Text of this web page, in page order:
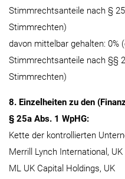
Stimmrechtsanteile nach §
Stimmrechten)
davon mittelbar gehalten:
Stimmrechtsanteile nach §§
Stimmrechten)
8. Einzelheiten zu den
§ 25a Abs. 1 WpHG:
Kette der kontrollierten
Merrill Lynch International, UK
ML UK Capital Holdings, UK